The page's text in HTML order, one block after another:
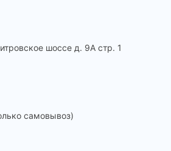
шоссе д. 9А стр. 1
самовывоз)